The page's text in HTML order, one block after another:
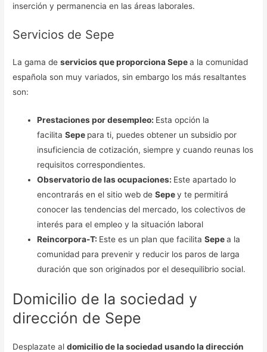
inserción y permanencia en las áreas laborales.
Servicios de Sepe
La gama deservicios que proporciona Sepea la comunidad
española son muy variados, sin embargo los más resaltantes
son:
Prestaciones por desempleo: Esta opción la
facilitaSepe para ti, puedes obtener un subsidio por
insuficiencia de cotización, siempre y cuando reunas los
requisitos correspondientes.
Observatorio de las ocupaciones: Este apartado lo
encontrarás en el sitio web deSepey te permitirá
conocer las tendencias del mercado, los colectivos de
interés para el empleo y la situación laboral
Reincorpora-T: Este es un plan que facilitaSepea la
comunidad para prevenir y reducir los paros de larga
duración que son originados por el desequilibrio social.
Domicilio de la sociedad y
dirección de Sepe
Desplazate aldomicilio de la sociedad usando la dirección